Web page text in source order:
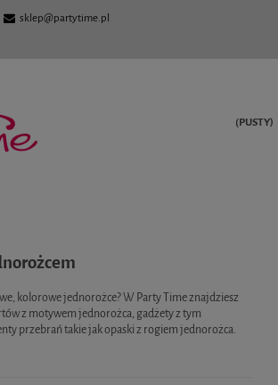
sklep@partytime.pl
(PUSTY)
kolorowe jednorożce? W Party Time znajdziesz
z motywem jednorożca, gadżety z tym
przebrań takie jak opaski z rogiem jednorożca.